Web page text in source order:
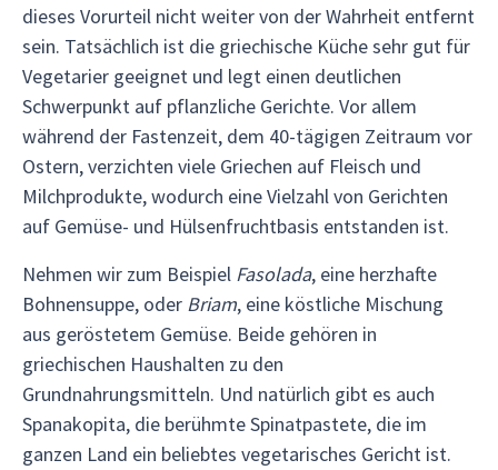
dieses Vorurteil nicht weiter von der Wahrheit entfernt
sein. Tatsächlich ist die griechische Küche sehr gut für
Vegetarier geeignet und legt einen deutlichen
Schwerpunkt auf pflanzliche Gerichte. Vor allem
während der Fastenzeit, dem 40-tägigen Zeitraum vor
Ostern, verzichten viele Griechen auf Fleisch und
Milchprodukte, wodurch eine Vielzahl von Gerichten
auf Gemüse- und Hülsenfruchtbasis entstanden ist.
Nehmen wir zum Beispiel Fasolada, eine herzhafte
Bohnensuppe, oder Briam, eine köstliche Mischung
aus geröstetem Gemüse. Beide gehören in
griechischen Haushalten zu den
Grundnahrungsmitteln. Und natürlich gibt es auch
Spanakopita, die berühmte Spinatpastete, die im
ganzen Land ein beliebtes vegetarisches Gericht ist.